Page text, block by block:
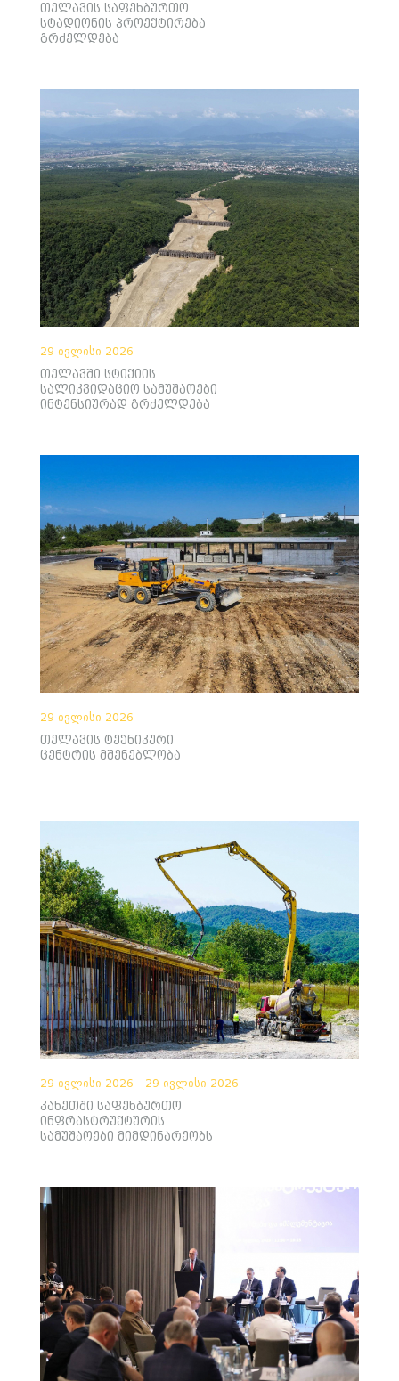
თელავის საფეხბურთო
სტადიონის პროექტირება
გრძელდება
29 ივლისი 2026
თელავში სტიქიის
სალიკვიდაციო სამუშაოები
ინტენსიურად გრძელდება
29 ივლისი 2026
თელავის ტექნიკური
ცენტრის მშენებლობა
29 ივლისი 2026 - 29 ივლისი 2026
კახეთში საფეხბურთო
ინფრასტრუქტურის
სამუშაოები მიმდინარეობს